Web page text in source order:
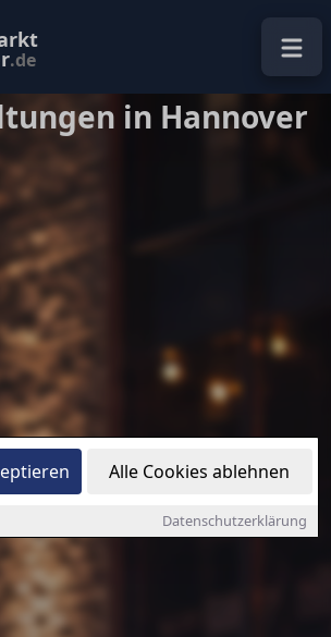
Alle Cookies ablehnen
Datenschutzerklärung
.de
in Hannover